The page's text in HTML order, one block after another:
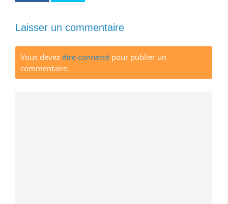
Laisser un commentaire
Vous devez être connecté pour publier un
commentaire.